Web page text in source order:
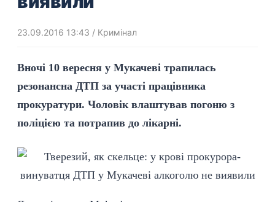
23.09.2016 13:43 / Кримінал
Вночі 10 вересня у Мукачеві трапилась
резонансна ДТП за участі працівника
прокуратури. Чоловік влаштував погоню з
поліцією та потрапив до лікарні.